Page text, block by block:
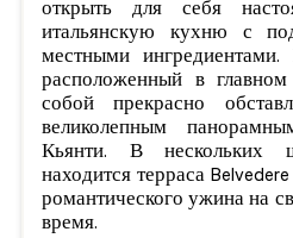
открыть для себя
итальянскую кухню с
местными ингредиентами.
расположенный в главном
собой прекрасно
великолепным
Кьянти. В нескольких
находится терраса
романтического ужина на
время.